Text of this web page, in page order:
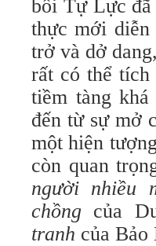
bối Tự Lực
thực mới
trở và dở
rất có thể tích
tiềm tàng
đến từ sự mở
một hiện
còn quan
người nhiều
chồng của
tranh của Bảo